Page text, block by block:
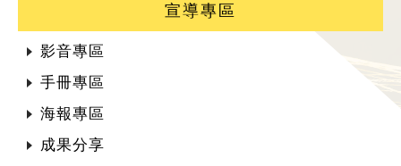
宣導專區
影音專區
手冊專區
海報專區
成果分享